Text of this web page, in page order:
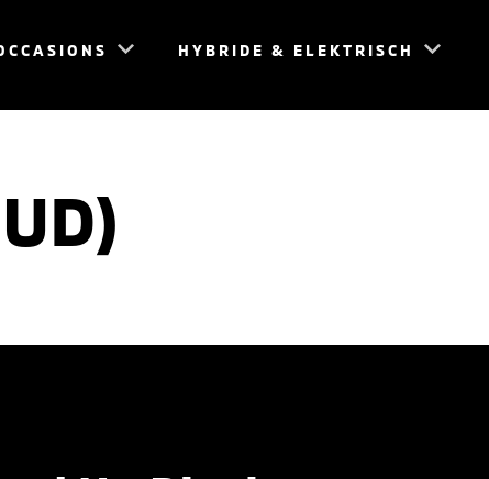
HYBRIDE & ELEKTRISCH